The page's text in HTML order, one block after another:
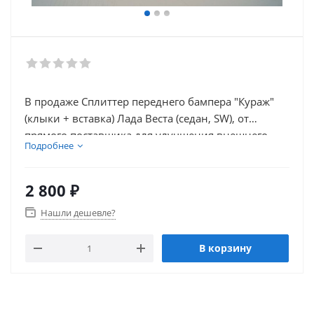
В продаже Сплиттер переднего бампера "Кураж"
(клыки + вставка) Лада Веста (седан, SW), от
прямого поставщика для улучшения внешнего
вида вашего автомобиля. В нашем каталоге так же
электронники автомобиля.
Подробнее
2 800 ₽
Нашли дешевле?
В корзину